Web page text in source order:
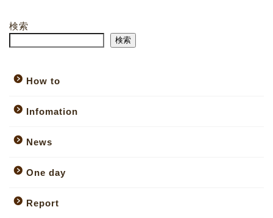
検索
検索
How to
Infomation
News
One day
Report